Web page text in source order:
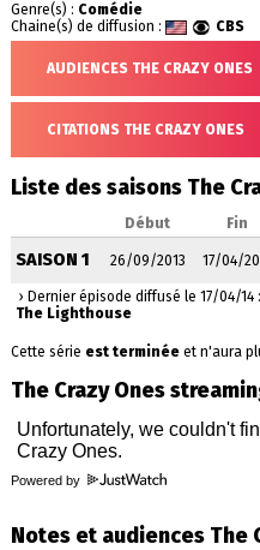
Genre(s) : Comédie
Chaine(s) de diffusion :
CBS
AUDIENCES THE CRAZY ONES
CITATIONS THE CRAZY ONES
Liste des saisons The
Début Fin
SAISON 1 26/09/2013 17/04/
› Dernier épisode diffusé le 17/04/14 :
The Lighthouse
Cette série est terminéeet n'aura
The Crazy Ones
Powered by
Notes et audiences The